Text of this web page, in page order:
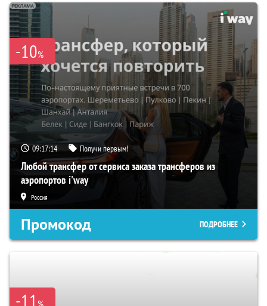
-10%
09:17:13 Получи первым!
Любой трансфер от сервиса заказа трансферов из
аэропортов i'way
Россия
Промокод ПОДРОБНЕЕ
-11 %